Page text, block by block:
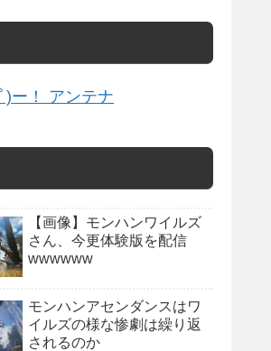
)ー！ アンテナ
【画像】モンハンワイルズ
さん、今更体験版を配信
wwwwww
モンハンアセンダンスはワ
イルズの様な惨劇は繰り返
されるのか